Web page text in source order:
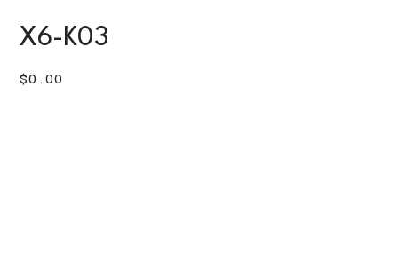
X6-K03
價
格
$0.00